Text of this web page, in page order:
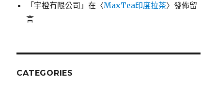
「宇橙有限公司 」在〈MaxTea印度拉茶〉發佈留
言
CATEGORIES